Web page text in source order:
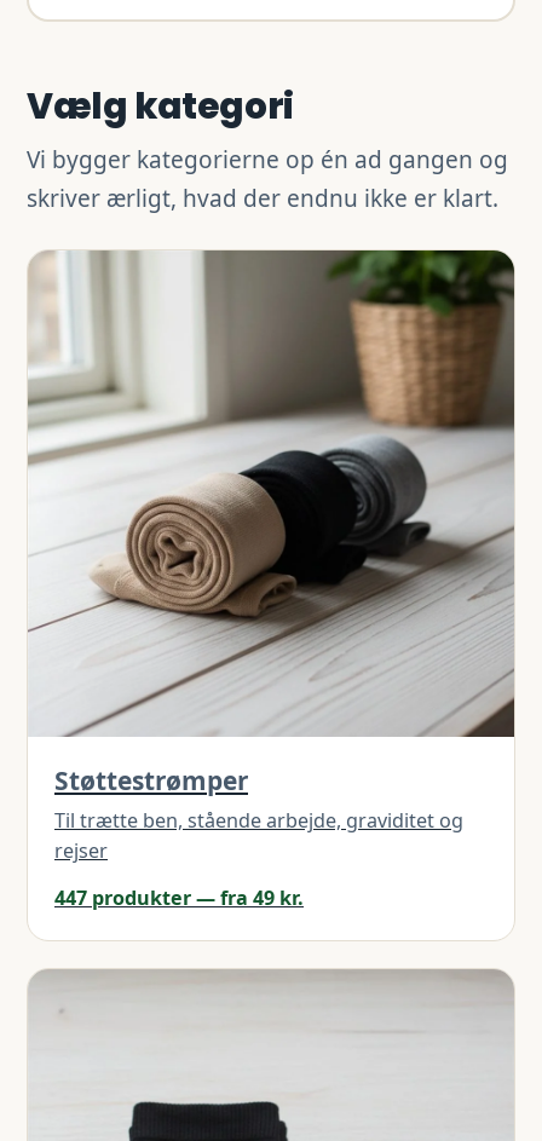
Vælg kategori
Vi bygger kategorierne op én ad gangen og
skriver ærligt, hvad der endnu ikke er klart.
Støttestrømper
Til trætte ben, stående arbejde, graviditet og
rejser
447 produkter — fra 49 kr.